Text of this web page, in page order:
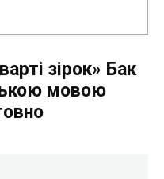
зірок» Бак
мовою